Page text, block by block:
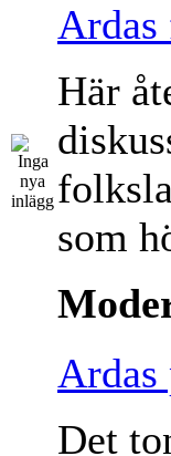
Här
som
Ardas
Det